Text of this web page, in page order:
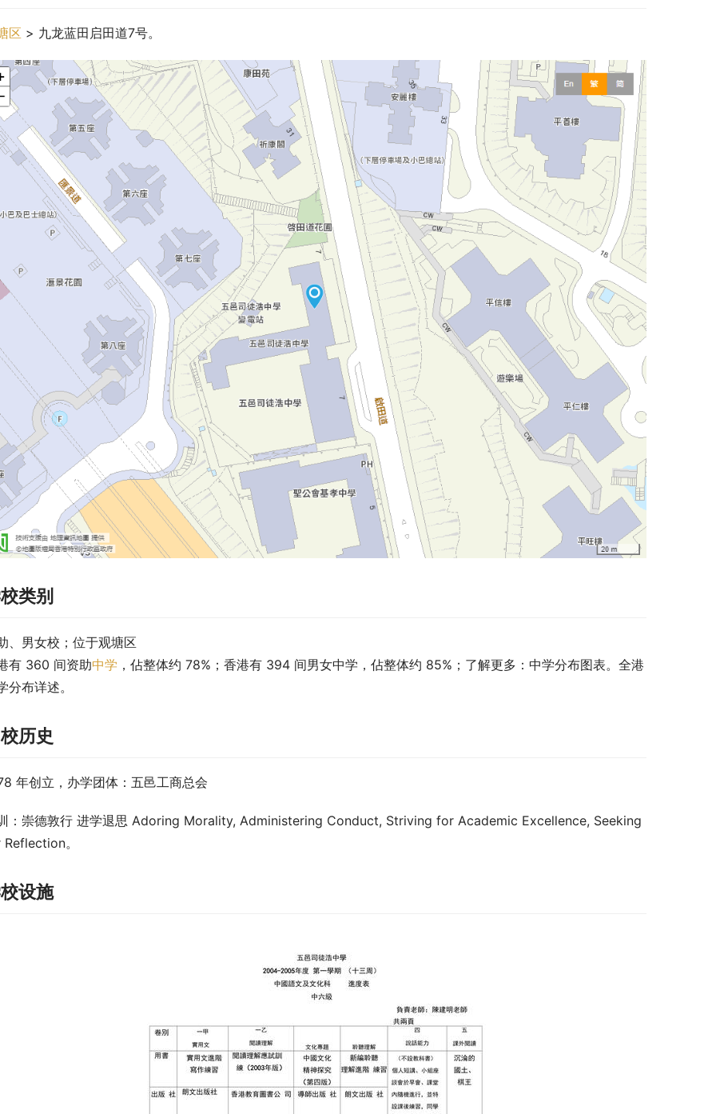
区 > 九龙蓝田启田道7号。
类别
、男女校；位于观塘区
有 360 间资助中学 ，佔整体约 78%；香港有 394 间男女中学，佔整体约 85%；了解更多：中学分布图表。全港
分布详述。
历史
年创立，办学团体：五邑工商总会
：崇德敦行 进学退思 Adoring Morality, Administering Conduct, Striving for Academic Excellence, Seeking
。
设施